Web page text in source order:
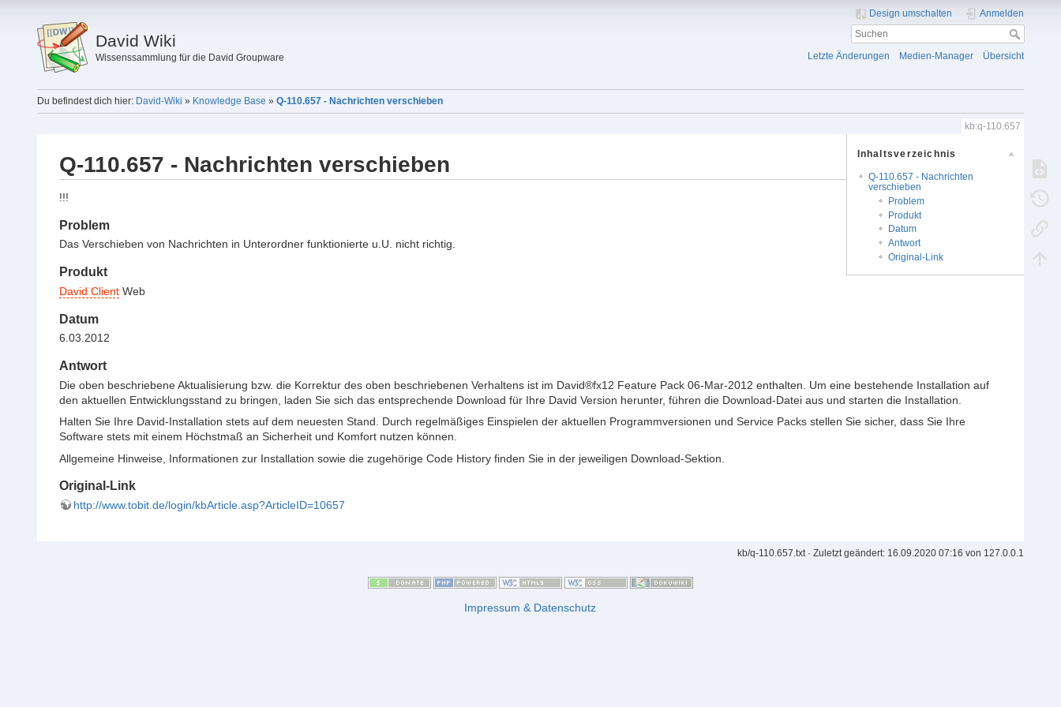
David Wiki
Wissenssammlung für die David Groupware
Design umschalten Anmelden
Letzte Änderungen Medien-Manager Übersicht
Du befindest dich hier: David-Wiki » Knowledge Base » Q-110.657 - Nachrichten verschieben
kb:q-110.657
Inhaltsverzeichnis
Q-110.657 - Nachrichten
verschieben
Problem
Produkt
Datum
Antwort
Original-Link
Q-110.657 - Nachrichten verschieben
!!!
Problem
Das Verschieben von Nachrichten in Unterordner funktionierte u.U. nicht richtig.
Produkt
David ClientWeb
Datum
6.03.2012
Antwort
Die oben beschriebene Aktualisierung bzw. die Korrektur des oben beschriebenen Verhaltens ist im David®fx12 Feature Pack 06-Mar-2012 enthalten. Um eine bestehende Installation auf
den aktuellen Entwicklungsstand zu bringen, laden Sie sich das entsprechende Download für Ihre David Version herunter, führen die Download-Datei aus und starten die Installation.
Halten Sie Ihre David-Installation stets auf dem neuesten Stand. Durch regelmäßiges Einspielen der aktuellen Programmversionen und Service Packs stellen Sie sicher, dass Sie Ihre
Software stets mit einem Höchstmaß an Sicherheit und Komfort nutzen können.
Allgemeine Hinweise, Informationen zur Installation sowie die zugehörige Code History finden Sie in der jeweiligen Download-Sektion.
Original-Link
http://www.tobit.de/login/kbArticle.asp?ArticleID=10657
kb/q-110.657.txt· Zuletzt geändert: 16.09.2020 07:16 von 127.0.0.1
Impressum & Datenschutz